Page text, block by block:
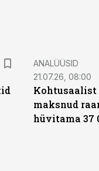
ANALÜÜSID
21.07.26, 08:00
Kohtusaalist
maksnud
hüvitama 37